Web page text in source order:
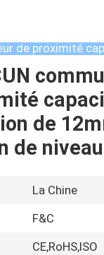
de proximité
de
de
La Chine
F&C
CE,RoHS,ISO